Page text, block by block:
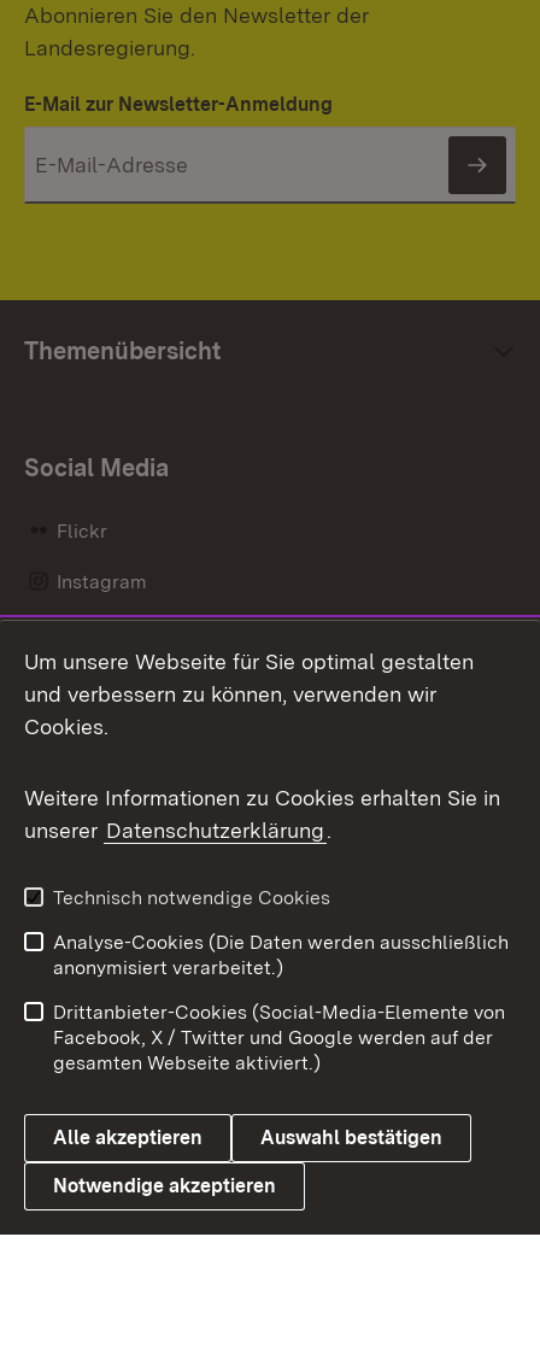
Abonnieren Sie den Newsletter der
Landesregierung.
E-Mail zur Newsletter-Anmeldung
Themenübersicht
Social Media
Flickr
Instagram
Mastodon
Messenger
Social Wall
X / Twitter
Youtube
Link zum Landesportal
Benutzungshinweise
Barrierefreiheit
Datenschutz
Cookies
Um unsere Webseite für Sie optimal gestalten
und verbessern zu können, verwenden wir
Cookies.
Weitere Informationen zu Cookies erhalten Sie in
unserer Datenschutzerklärung.
Technisch notwendige Cookies
Analyse-Cookies (Die Daten werden ausschließlich
anonymisiert verarbeitet.)
Drittanbieter-Cookies (Social-Media-Elemente von
Facebook, X / Twitter und Google werden auf der
gesamten Webseite aktiviert.)
Alle akzeptieren Auswahl bestätigen
Notwendige akzeptieren